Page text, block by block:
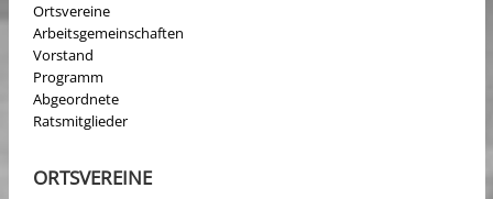
Ortsvereine
Arbeitsgemeinschaften
Vorstand
Programm
Abgeordnete
Ratsmitglieder
ORTSVEREINE